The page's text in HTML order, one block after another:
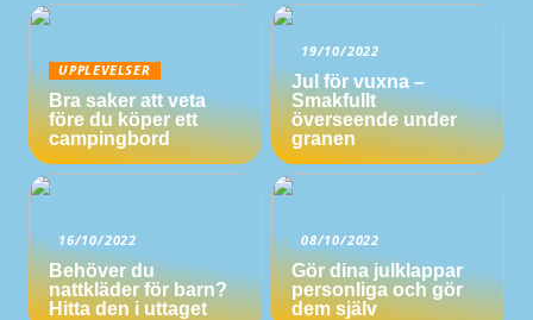
UPPLEVELSER
Bra saker att veta
före du köper ett
campingbord
19/10/2022
Jul för vuxna –
Smakfullt
överseende under
granen
16/10/2022
Behöver du
nattkläder för barn?
Hitta den i uttaget
08/10/2022
Gör dina julklappar
personliga och gör
dem själv